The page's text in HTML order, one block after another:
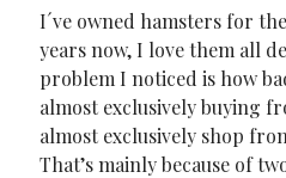
I´ve owned hamsters for
years now, I love them all
problem I noticed is how
almost exclusively buying
almost exclusively shop
That’s mainly because of